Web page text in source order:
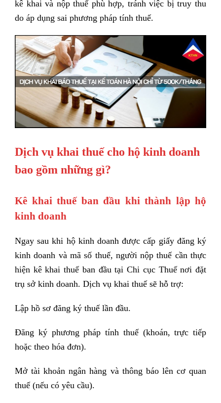
kê khai và nộp thuế phù hợp, tránh việc bị truy thu
do áp dụng sai phương pháp tính thuế.
Dịch vụ khai thuế cho hộ kinh doanh
bao gồm những gì?
Kê khai thuế ban đầu khi thành lập hộ
kinh doanh
Ngay sau khi hộ kinh doanh được cấp giấy đăng ký
kinh doanh và mã số thuế, người nộp thuế cần thực
hiện kê khai thuế ban đầu tại Chi cục Thuế nơi đặt
trụ sở kinh doanh. Dịch vụ khai thuế sẽ hỗ trợ:
Lập hồ sơ đăng ký thuế lần đầu.
Đăng ký phương pháp tính thuế (khoán, trực tiếp
hoặc theo hóa đơn).
Mở tài khoản ngân hàng và thông báo lên cơ quan
thuế (nếu có yêu cầu).